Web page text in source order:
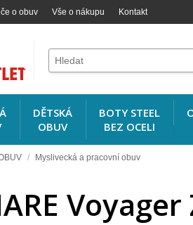
o obuv Vše o nákupu Kontakt
DĚTSKÁ
OBUV
BOTY STEEL
BEZ OCELI
/ Myslivecká a pracovní obuv
Voyager